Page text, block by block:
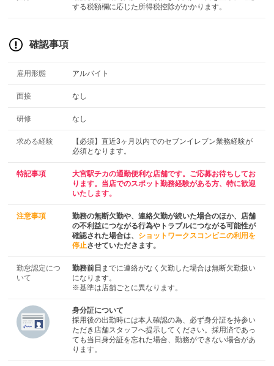
する税額欄に応じた所得税控除がかかります。
確認事項
雇用形態 アルバイト
面接 なし
研修 なし
求める経験
【必須】直近3ヶ月以内でのセブンイレブン業務経験が
必須となります。
特記事項
大宮駅チカの通勤便利な店舗です。ご応募お待ちしてお
ります。当店でのスポット勤務経験がある方、特に歓迎
いたします。
注意事項
勤務の無断欠勤や、連絡欠勤が続いた場合のほか、店舗
の不利益につながる行為やトラブルにつながる可能性が
確認された場合は、 ショットワークスコンビニの利用を
停止させていただきます。
勤怠認定につ
いて
勤務前日 までに連絡がなく欠勤した場合は無断欠勤扱い
になります。
※基準は店舗ごとに異なります。
身分証について
採用後の出勤時には本人確認の為、必ず身分証を持参い
ただき店舗スタッフへ提示してください。採用済であっ
ても当日身分証を忘れた場合、勤務ができない場合があ
ります。